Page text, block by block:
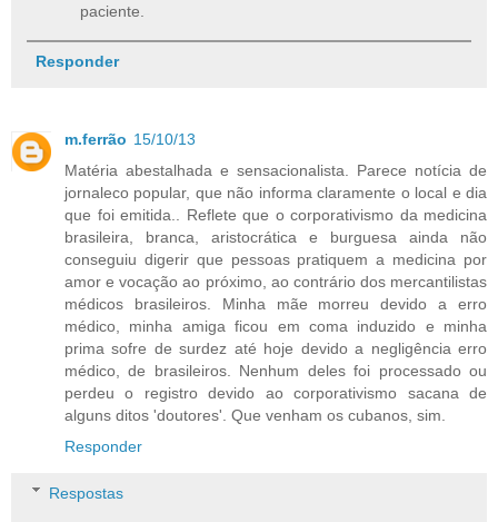
paciente.
Responder
m.ferrão 15/10/13
Matéria abestalhada e sensacionalista. Parece notícia de
jornaleco popular, que não informa claramente o local e dia
que foi emitida.. Reflete que o corporativismo da medicina
brasileira, branca, aristocrática e burguesa ainda não
conseguiu digerir que pessoas pratiquem a medicina por
amor e vocação ao próximo, ao contrário dos mercantilistas
médicos brasileiros. Minha mãe morreu devido a erro
médico, minha amiga ficou em coma induzido e minha
prima sofre de surdez até hoje devido a negligência erro
médico, de brasileiros. Nenhum deles foi processado ou
perdeu o registro devido ao corporativismo sacana de
alguns ditos 'doutores'. Que venham os cubanos, sim.
Responder
Respostas